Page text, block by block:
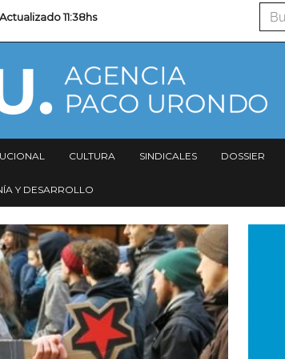
11:38hs
CULTURA SINDICALES DOSSIER
Y DESARROLLO